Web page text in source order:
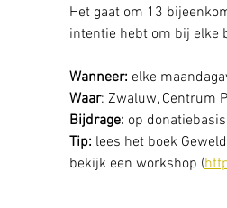
Het gaat om 13
intentie hebt om bij elke
Wanneer: elke
Waar: Zwaluw, Centrum
Bijdrage: op
Tip: lees het boek
bekijk een workshop (